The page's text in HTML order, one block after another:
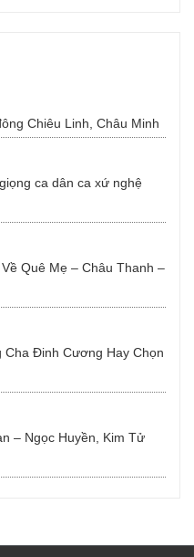
Chiêu Linh, Châu Minh
ca dân ca xứ nghệ
Quê Mẹ – Châu Thanh –
Cha Đinh Cương Hay Chọn
– Ngọc Huyền, Kim Tử